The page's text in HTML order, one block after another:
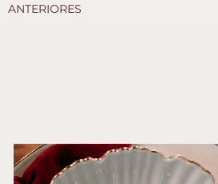
ANTERIORES